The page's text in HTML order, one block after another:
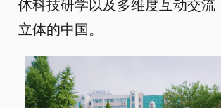
体科技研学以及多维度互动交流
立体的中国。